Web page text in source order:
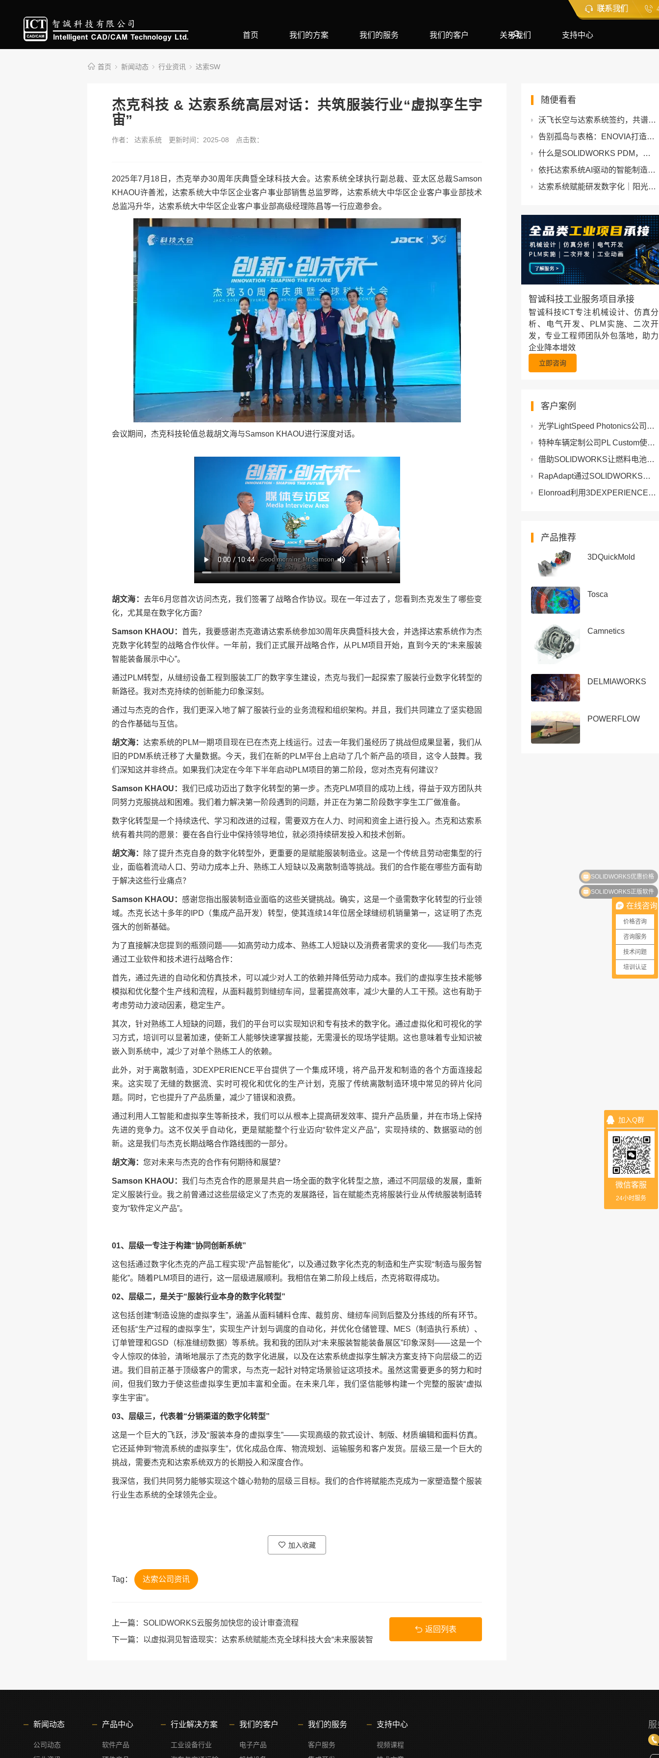
联系我们
首页 我们的方案 我们的服务 我们的客户 关于我们 支持中心
首页 新闻动态 行业资讯 达索SW
杰克科技 & 达索系统高层对话：共筑服装行业“虚拟孪生宇
宙”
作者： 达索系统 更新时间：2025-08 点击数：
2025年7月18日，杰克举办30周年庆典暨全球科技大会。达索系统全球执行副总裁、亚太区总裁Samson
KHAOU许善淞，达索系统大中华区企业客户事业部销售总监罗晔，达索系统大中华区企业客户事业部技术
总监冯升华，达索系统大中华区企业客户事业部高级经理陈昌等一行应邀参会。
会议期间，杰克科技轮值总裁胡文海与Samson KHAOU进行深度对话。
胡文海： 去年6月您首次访问杰克，我们签署了战略合作协议。现在一年过去了，您看到杰克发生了哪些变
化，尤其是在数字化方面？
Samson KHAOU：首先，我要感谢杰克邀请达索系统参加30周年庆典暨科技大会，并选择达索系统作为杰
克数字化转型的战略合作伙伴。一年前，我们正式展开战略合作，从PLM项目开始，直到今天的“未来服装
智能装备展示中心”。
通过PLM转型，从缝纫设备工程到服装工厂的数字孪生建设，杰克与我们一起探索了服装行业数字化转型的
新路径。我对杰克持续的创新能力印象深刻。
通过与杰克的合作，我们更深入地了解了服装行业的业务流程和组织架构。并且，我们共同建立了坚实稳固
的合作基础与互信。
胡文海：达索系统的PLM一期项目现在已在杰克上线运行。过去一年我们虽经历了挑战但成果显著，我们从
旧的PDM系统迁移了大量数据。今天，我们在新的PLM平台上启动了几个新产品的项目，这令人鼓舞。我
们深知这并非终点。如果我们决定在今年下半年启动PLM项目的第二阶段，您对杰克有何建议？
Samson KHAOU：我们已成功迈出了数字化转型的第一步。杰克PLM项目的成功上线，得益于双方团队共
同努力克服挑战和困难。我们着力解决第一阶段遇到的问题，并正在为第二阶段数字孪生工厂做准备。
数字化转型是一个持续迭代、学习和改进的过程，需要双方在人力、时间和资金上进行投入。杰克和达索系
统有着共同的愿景：要在各自行业中保持领导地位，就必须持续研发投入和技术创新。
胡文海：
除了提升杰克自身的数字化转型外，更重要的是赋能服装制造业。这是一个传统且劳动密集型的行
业，面临着流动人口、劳动力成本上升、熟练工人短缺以及离散制造等挑战。我们的合作能在哪些方面有助
于解决这些行业痛点？
Samson KHAOU：感谢您指出服装制造业面临的这些关键挑战。确实，这是一个亟需数字化转型的行业领
域。杰克长达十多年的IPD（集成产品开发）转型，使其连续14年位居全球缝纫机销量第一，这证明了杰克
强大的创新基础。
为了直接解决您提到的瓶颈问题——如高劳动力成本、熟练工人短缺以及消费者需求的变化——我们与杰克
通过工业软件和技术进行战略合作：
首先，通过先进的自动化和仿真技术，可以减少对人工的依赖并降低劳动力成本。我们的虚拟孪生技术能够
模拟和优化整个生产线和流程，从面料裁剪到缝纫车间，显著提高效率，减少大量的人工干预。这也有助于
考虑劳动力波动因素，稳定生产。
其次，针对熟练工人短缺的问题，我们的平台可以实现知识和专有技术的数字化。通过虚拟化和可视化的学
习方式，培训可以显著加速，使新工人能够快速掌握技能，无需漫长的现场学徒期。这也意味着专业知识被
嵌入到系统中，减少了对单个熟练工人的依赖。
此外，对于离散制造，3DEXPERIENCE平台提供了一个集成环境，将产品开发和制造的各个方面连接起
来。这实现了无缝的数据流、实时可视化和优化的生产计划，克服了传统离散制造环境中常见的碎片化问
题。同时，它也提升了产品质量，减少了错误和浪费。
通过利用人工智能和虚拟孪生等新技术，我们可以从根本上提高研发效率、提升产品质量，并在市场上保持
先进的竞争力。这不仅关乎自动化，更是赋能整个行业迈向“软件定义产品”，实现持续的、数据驱动的创
新。这是我们与杰克长期战略合作路线图的一部分。
胡文海： 您对未来与杰克的合作有何期待和展望？
Samson KHAOU：我们与杰克合作的愿景是共启一场全面的数字化转型之旅，通过不同层级的发展，重新
定义服装行业。我之前曾通过这些层级定义了杰克的发展路径，旨在赋能杰克将服装行业从传统服装制造转
变为“软件定义产品”。
01、层级一专注于构建“协同创新系统”
这包括通过数字化杰克的产品工程实现“产品智能化”，以及通过数字化杰克的制造和生产实现“制造与服务智
能化”。随着PLM项目的进行，这一层级进展顺利。我相信在第二阶段上线后，杰克将取得成功。
02、层级二，是关于“服装行业本身的数字化转型”
这包括创建“制造设施的虚拟孪生”，涵盖从面料辅料仓库、裁剪房、缝纫车间到后整及分拣线的所有环节。
还包括“生产过程的虚拟孪生”，实现生产计划与调度的自动化，并优化仓储管理、MES（制造执行系统）、
订单管理和GSD（标准缝纫数据）等系统。我和我的团队对“未来服装智能装备展区”印象深刻——这是一个
令人惊叹的体验，清晰地展示了杰克的数字化进展，以及在达索系统虚拟孪生解决方案支持下向层级二的迈
进。我们目前正基于顶级客户的需求，与杰克一起针对特定场景验证这项技术。虽然这需要更多的努力和时
间，但我们致力于使这些虚拟孪生更加丰富和全面。在未来几年，我们坚信能够构建一个完整的服装“虚拟
孪生宇宙”。
03、层级三，代表着“分销渠道的数字化转型”
这是一个巨大的飞跃，涉及“服装本身的虚拟孪生”——实现高级的款式设计、制版、材质编辑和面料仿真。
它还延伸到“物流系统的虚拟孪生”，优化成品仓库、物流规划、运输服务和客户发货。层级三是一个巨大的
挑战，需要杰克和达索系统双方的长期投入和深度合作。
我深信，我们共同努力能够实现这个雄心勃勃的层级三目标。我们的合作将赋能杰克成为一家塑造整个服装
行业生态系统的全球领先企业。
加入收藏
Tag： 达索公司资讯
上一篇： SOLIDWORKS云服务加快您的设计审查流程
下一篇： 以虚拟洞见智造现实：达索系统赋能杰克全球科技大会“未来服装智
返回列表
随便看看
沃飞长空与达索系统签约，共谱合作新篇章
告别孤岛与表格：ENOVIA打造数据驱动型工程智造管理体系
什么是SOLIDWORKS PDM，它是如何工作的？
依托达索系统AI驱动的智能制造，构建智能工厂
达索系统赋能研发数字化｜阳光电源SPDM项目重磅启动
智诚科技工业服务项目承接
智诚科技ICT专注机械设计、仿真分
析、电气开发、PLM实施、二次开
发，专业工程师团队外包落地，助力
企业降本增效
立即咨询
客户案例
光学LightSpeed Photonics公司借助SOLIDWORKS和3DE将开发周期缩短了25%
特种车辆定制公司PL Custom使用DriveWorks将工程时间缩短15分钟并提高质量
借助SOLIDWORKS让燃料电池和制氢技术的开发生机勃勃
RapAdapt通过SOLIDWORKS开发定制辅助技术帮助残障人士重新独立生活
Elonroad利用3DEXPERIENCE平台的SOLIDWORKS为电动汽车开发地面充电
产品推荐
3DQuickMold
Tosca
Camnetics
DELMIAWORKS
POWERFLOW
加入Q群
微信客服
24小时服务
新闻动态
公司动态
产品中心
软件产品
行业解决方案
工业设备行业
我们的客户
电子产品
我们的服务
客户服务
支持中心
视频课程
在线咨询
价格咨询
咨询服务
技术问题
培训认证
SOLIDWORKS正版软件